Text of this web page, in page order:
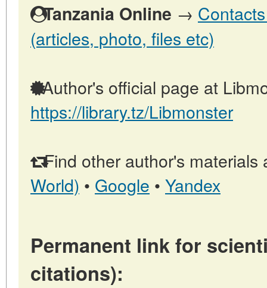
Tanzania Online →
(articles, photo, files etc)
Author's official page at
https://library.tz/Libmonster
Find other author's materials
World) • Google • Yandex
Permanent link for
citations):